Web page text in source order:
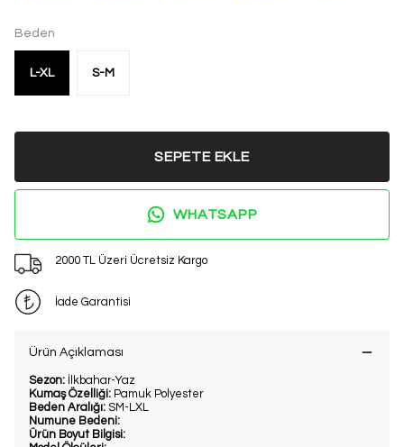
Beden
L-XL S-M
SEPETE EKLE
WHATSAPP
2000 TL Üzeri Ücretsiz Kargo
İade Garantisi
Ürün Açıklaması
Sezon: İlkbahar-Yaz
Kumaş Özelliği: Pamuk Polyester
Beden Aralığı: SM-LXL
Numune Bedeni:
Ürün Boyut Bilgisi: